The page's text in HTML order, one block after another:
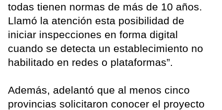
todas tienen normas de más de 10 años.
Llamó la atención esta posibilidad de
iniciar inspecciones en forma digital
cuando se detecta un establecimiento no
habilitado en redes o plataformas”.
Además, adelantó que al menos cinco
provincias solicitaron conocer el proyecto